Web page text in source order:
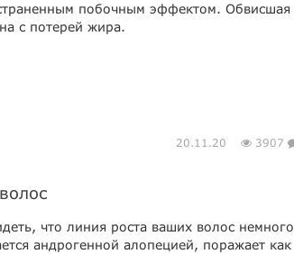
побочным эффектом. Обвисшая
с потерей жира.
20.11.20 3907
что линия роста ваших волос немного
андрогенной алопецией, поражает как